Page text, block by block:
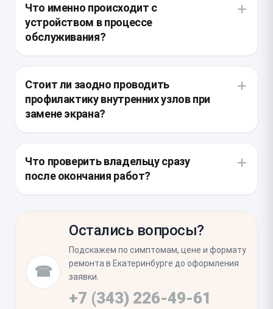
высококачественные аналоги, поддерживающие
все функции контроллера. При установке
неоригинального компонента без перепайки
микросхемы с родного дисплея функция True Tone
Что именно происходит с
устройством в процессе
обслуживания?
замыкания, а затем демонтирует неисправный
дисплейный модуль. В ходе данной процедуры
особое внимание уделяется чистоте внутренних
компонентов и сохранности уплотнительных
Стоит ли заодно проводить
профилактику внутренних узлов при
замене экрана?
пылью, и убедиться в герметичности портов.
Иногда в процессе ремонта обнаруживается
необходимость восстановления заводской
защиту от пыли и влаги.
Что проверить владельцу сразу
после окончания работ?
равномерности отклика сенсора по всей площади.
Проверьте отсутствие засветов по краям и
убедитесь, что яркость дисплея плавно
регулируется в зависимости от освещения.
☎
Остались вопросы?
Подскажем по симптомам, цене и формату
ремонта в Екатеринбурге до оформления
заявки.
+7 (343) 226-49-61